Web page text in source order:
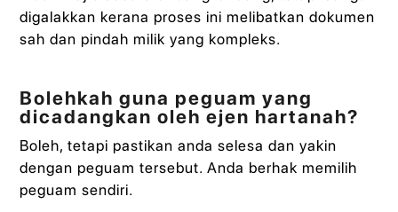
digalakkan kerana proses ini melibatkan dokumen
sah dan pindah milik yang kompleks.
Bolehkah guna peguam yang
dicadangkan oleh ejen hartanah?
Boleh, tetapi pastikan anda selesa dan yakin
dengan peguam tersebut. Anda berhak memilih
peguam sendiri.